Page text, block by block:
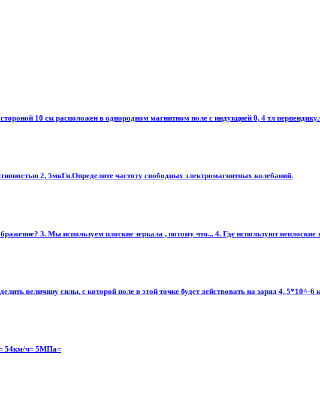
10 см расположен в однородном магнитном поле с индукцией 0, 4 тл
2, 5мкГн.Определите частоту свободных электромагнитных колебаний.
3. Мы используем плоские зеркала , потому что... 4. Где используют неплоские
величину силы, с которой поле в этой точке будет действовать на заряд 4, 5*10^-6
54км/ч= 5МПа=